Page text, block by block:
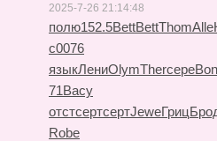
2025-7-26 21:14:48
полю152.5BettBettThomAlle
c0076
языкЛениOlymTherсере
71Васу
отстсертсертJeweГриц
Robe